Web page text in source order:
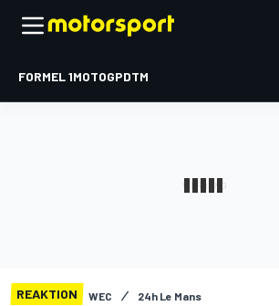
FORMEL 1MOTOGPDTM
REAKTION WEC 24h Le Mans